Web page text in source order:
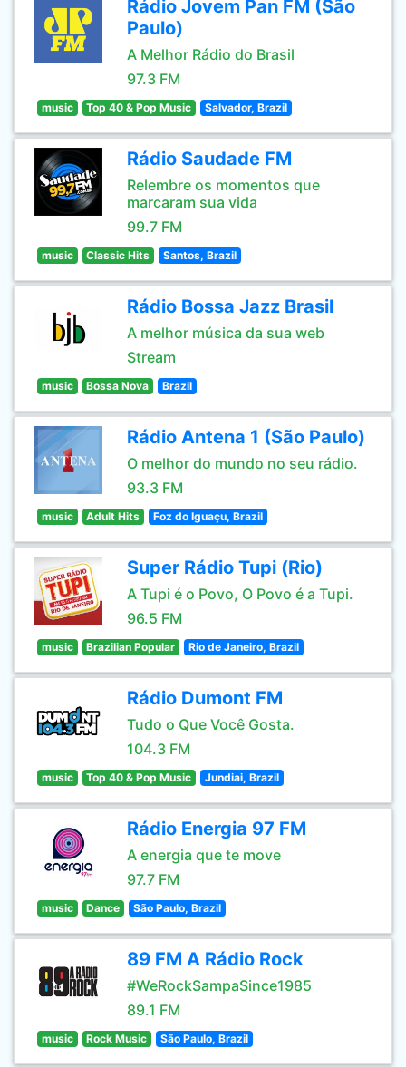
Rádio Jovem Pan FM (São
Paulo)
A Melhor Rádio do Brasil
97.3 FM
music Top 40 & Pop Music Salvador, Brazil
Rádio Saudade FM
Relembre os momentos que
marcaram sua vida
99.7 FM
music Classic Hits Santos, Brazil
Rádio Bossa Jazz Brasil
A melhor música da sua web
Stream
music Bossa Nova Brazil
Rádio Antena 1 (São Paulo)
O melhor do mundo no seu rádio.
93.3 FM
music Adult Hits Foz do Iguaçu, Brazil
Super Rádio Tupi (Rio)
A Tupi é o Povo, O Povo é a Tupi.
96.5 FM
music Brazilian Popular Rio de Janeiro, Brazil
Rádio Dumont FM
Tudo o Que Você Gosta.
104.3 FM
music Top 40 & Pop Music Jundiai, Brazil
Rádio Energia 97 FM
A energia que te move
97.7 FM
music Dance São Paulo, Brazil
89 FM A Rádio Rock
#WeRockSampaSince1985
89.1 FM
music Rock Music São Paulo, Brazil